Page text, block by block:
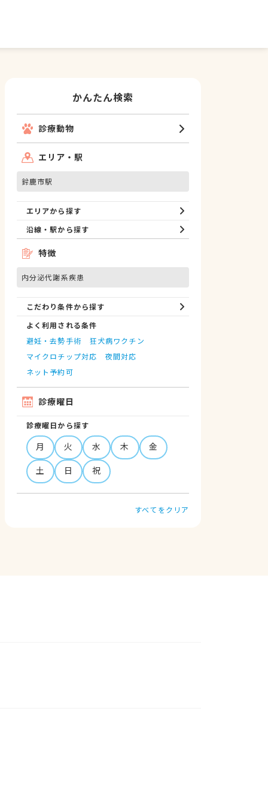
かんたん検索
診療動物
エリア・駅
鈴鹿市駅
エリアから探す
沿線・駅から探す
特徴
内分泌代謝系疾患
こだわり条件から探す
よく利用される条件
避妊・去勢手術
狂犬病ワクチン
マイクロチップ対応
夜間対応
ネット予約可
診療曜日
診療曜日から探す
月 火 水 木
金
土
日 祝
すべてをクリア